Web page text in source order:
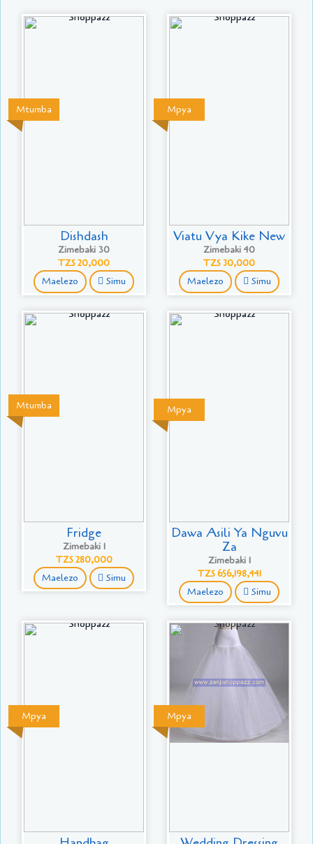
Mtumba
Dishdash
Zimebaki 30
TZS 20,000
Maelezo Simu
Mpya
Viatu Vya Kike New
Zimebaki 40
TZS 30,000
Maelezo Simu
Mtumba
Fridge
Zimebaki 1
TZS 280,000
Maelezo Simu
Mpya
Dawa Asili Ya Nguvu
Za
Zimebaki 1
TZS 656,198,441
Maelezo Simu
Mpya Mpya